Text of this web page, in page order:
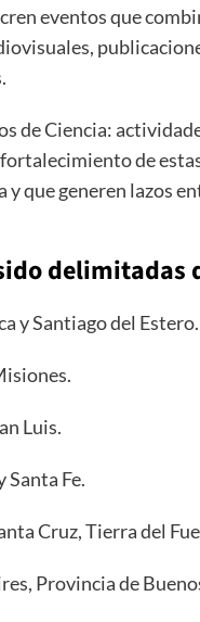
eventos que
de Ciencia:
de
que generen lazos
delimitadas
y Santiago del Estero.
Luis.
Santa Fe.
Cruz, Tierra del
Provincia de